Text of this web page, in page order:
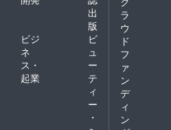
出
版
ビジ
ネ
ス・
起業
ビ
ュ
ー
テ
ィ
ー
・
ラ
ウ
ド
フ
ァ
ン
デ
ィ
ン